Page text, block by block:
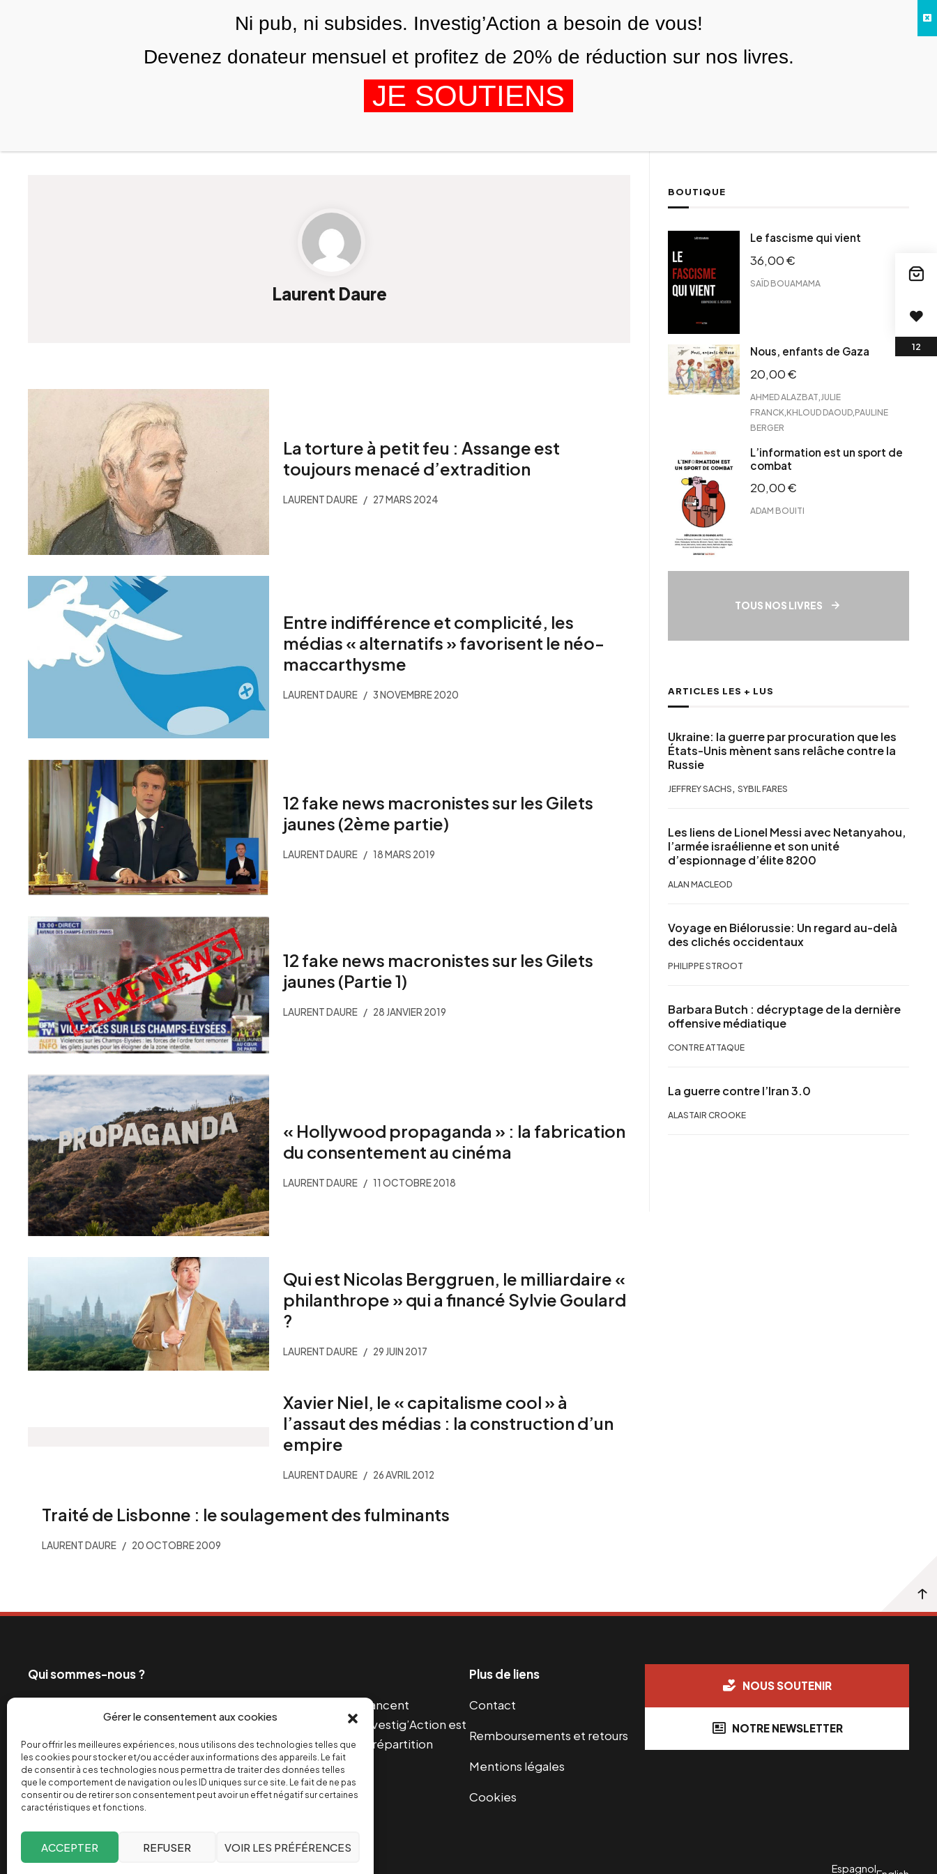
Gérer le consentement aux cookies
Pour offrir les meilleures expériences, nous utilisons des technologies telles que
les cookies pour stocker et/ou accéder aux informations des appareils. Le fait
de consentir à ces technologies nous permettra de traiter des données telles
que le comportement de navigation ou les ID uniques sur ce site. Le fait de ne pas
consentir ou de retirer son consentement peut avoir un effet négatif sur certaines
caractéristiques et fonctions.
ACCEPTER REFUSER VOIR LES PRÉFÉRENCES
NOUS AGENDA
Laurent Daure
La torture à petit feu : Assange est
toujours menacé d’extradition
LAURENT DAURE 27 MARS 2024
Entre indifférence et complicité, les
médias « alternatifs » favorisent le néo-
maccarthysme
LAURENT DAURE 3 NOVEMBRE 2020
12 fake news macronistes sur les Gilets
jaunes (2ème partie)
LAURENT DAURE 18 MARS 2019
12 fake news macronistes sur les Gilets
jaunes (Partie 1)
LAURENT DAURE 28 JANVIER 2019
« Hollywood propaganda » : la fabrication
du consentement au cinéma
LAURENT DAURE 11 OCTOBRE 2018
Qui est Nicolas Berggruen, le milliardaire «
philanthrope » qui a financé Sylvie Goulard
?
LAURENT DAURE 29 JUIN 2017
Xavier Niel, le « capitalisme cool » à
l’assaut des médias : la construction d’un
empire
LAURENT DAURE 26 AVRIL 2012
Traité de Lisbonne : le soulagement des fulminants
LAURENT DAURE 20 OCTOBRE 2009
BOUTIQUE
Le fascisme qui vient
36,00€
SAÏD BOUAMAMA
Nous, enfants de Gaza
20,00€
AHMED ALAZBAT JULIE
FRANCK KHLOUD DAOUD PAULINE
BERGER
L’information est un sport de
combat
20,00€
ADAM BOUITI
TOUS NOS LIVRES
ARTICLES LES + LUS
Ukraine: la guerre par procuration que les
États-Unis mènent sans relâche contre la
Russie
JEFFREY SACHS , SYBIL FARES
Les liens de Lionel Messi avec Netanyahou,
l’armée israélienne et son unité
d’espionnage d’élite 8200
ALAN MACLEOD
Voyage en Biélorussie: Un regard au-delà
des clichés occidentaux
PHILIPPE STROOT
Barbara Butch : décryptage de la dernière
offensive médiatique
CONTRE ATTAQUE
La guerre contre l’Iran 3.0
ALASTAIR CROOKE
Qui sommes-nous ?
Ceux qui exploitent les travailleurs et profitent des guerres financent
également les grands médias. C’est pourquoi depuis 2004, Investig’Action est
engagé dans la bataille de l’info pour un monde de paix et une répartition
équitable des richesses.
Facebook Twitter InstagramYouTube TikTok TelegramLien
Plus de liens
Contact
Remboursements et retours
Mentions légales
Cookies
NOUS SOUTENIR
NOTRE NEWSLETTER
Espagnol
Ni pub, ni subsides. Investig’Action a besoin de vous!
Devenez donateur mensuel et profitez de 20% de réduction sur nos livres.
JE SOUTIENS